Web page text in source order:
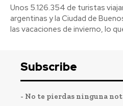
Unos 5.126.354 de turistas
argentinas y la Ciudad de
las vacaciones de invierno, lo
Subscribe
- No te pierdas ninguna